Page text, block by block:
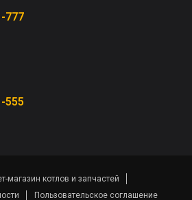
777
555
магазин котлов и запчастей
Пользовательское соглашение